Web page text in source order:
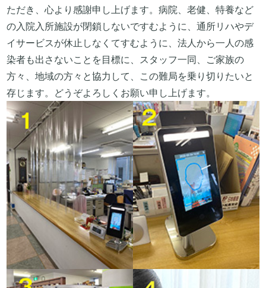
ただき、心より感謝申し上げます。病院、老健、特養など
の入院入所施設が閉鎖しないですむように、通所リハやデ
イサービスが休止しなくてすむように、法人から一人の感
染者も出さないことを目標に、スタッフ一同、ご家族の
方々、地域の方々と協力して、この難局を乗り切りたいと
存じます。どうぞよろしくお願い申し上げます。